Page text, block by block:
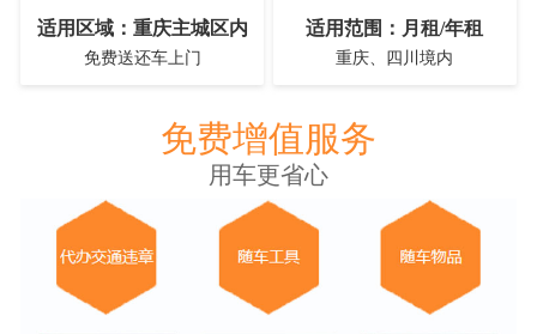
适用区域：重庆主城区内
免费送还车上门
适用范围：月租/年租
重庆、四川境内
免费增值服务
用车更省心